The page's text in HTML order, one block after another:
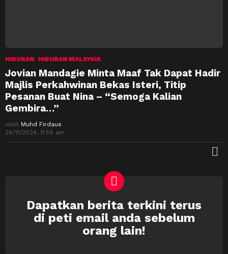
HIBURAN HIBURAN MALAYSIA
Jovian Mandagie Minta Maaf Tak Dapat Hadir
Majlis Perkahwinan Bekas Isteri, Titip
Pesanan Buat Nina – “Semoga Kalian
Gembira…”
oleh Muhd Firdaus
26/11/2024, 11:58 am
NEWSLETTER
Dapatkan berita terkini terus
di peti email anda sebelum
orang lain!